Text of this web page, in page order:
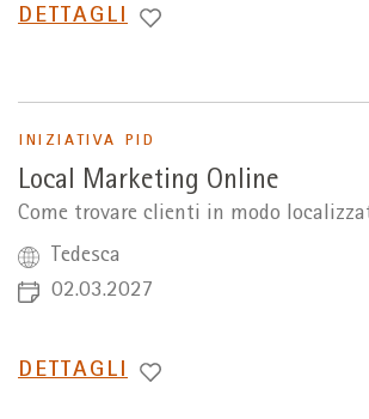
PASSA
DETTAGLI
INIZIATIVA PID
Local Marketing Online
Come trovare clienti in modo
Tedesca
02.03.2027
PASSA
DETTAGLI